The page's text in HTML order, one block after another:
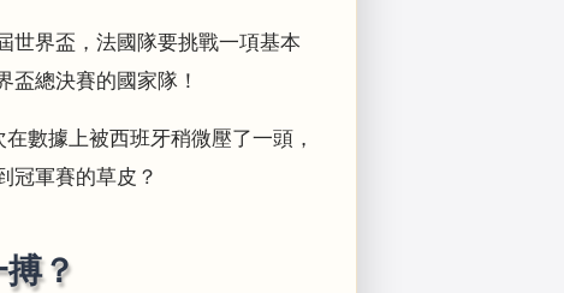
世界盃，法國隊要挑戰一項基本
總決賽的國家隊！
數據上被西班牙稍微壓了一頭，
冠軍賽的草皮？
？